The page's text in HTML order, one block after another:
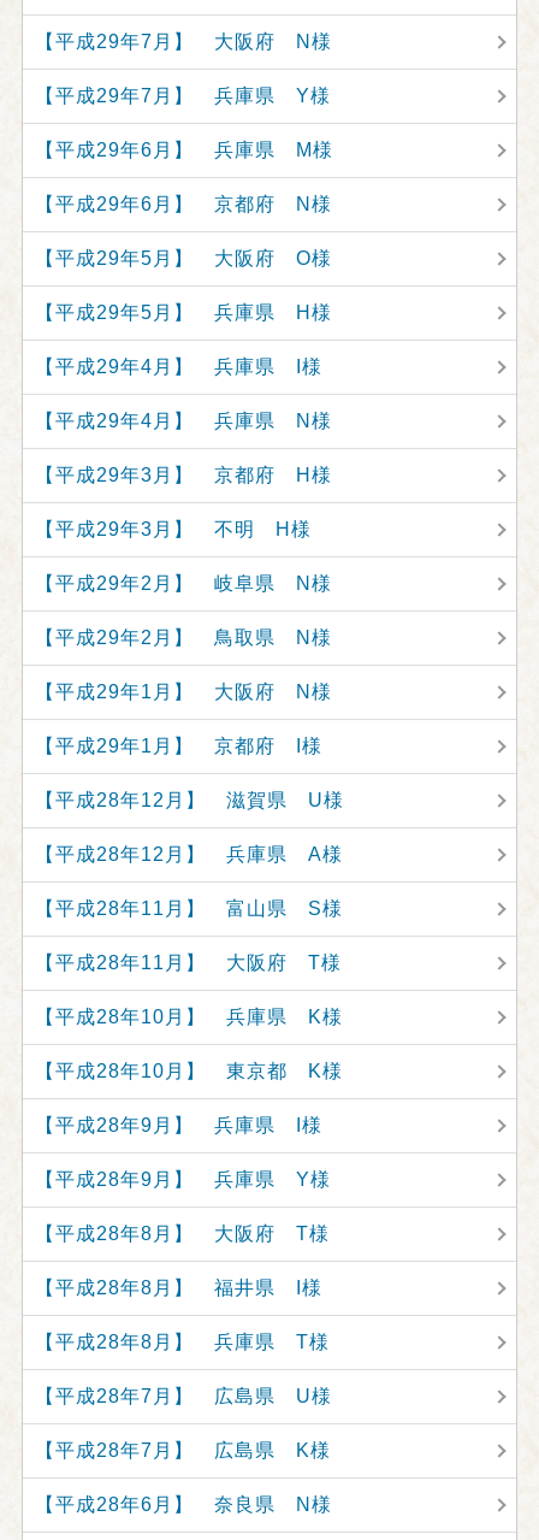
【平成29年7月】 大阪府 N様
【平成29年7月】 兵庫県 Y様
【平成29年6月】 兵庫県 M様
【平成29年6月】 京都府 N様
【平成29年5月】 大阪府 O様
【平成29年5月】 兵庫県 H様
【平成29年4月】 兵庫県 I様
【平成29年4月】 兵庫県 N様
【平成29年3月】 京都府 H様
【平成29年3月】 不明 H様
【平成29年2月】 岐阜県 N様
【平成29年2月】 鳥取県 N様
【平成29年1月】 大阪府 N様
【平成29年1月】 京都府 I様
【平成28年12月】 滋賀県 U様
【平成28年12月】 兵庫県 A様
【平成28年11月】 富山県 S様
【平成28年11月】 大阪府 T様
【平成28年10月】 兵庫県 K様
【平成28年10月】 東京都 K様
【平成28年9月】 兵庫県 I様
【平成28年9月】 兵庫県 Y様
【平成28年8月】 大阪府 T様
【平成28年8月】 福井県 I様
【平成28年8月】 兵庫県 T様
【平成28年7月】 広島県 U様
【平成28年7月】 広島県 K様
【平成28年6月】 奈良県 N様